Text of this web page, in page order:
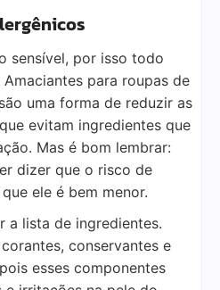
sensível, por isso todo
para roupas de
uma forma de reduzir as
evitam ingredientes que
Mas é bom lembrar:
dizer que o risco de
ele é bem menor.
a lista de ingredientes.
conservantes e
esses componentes